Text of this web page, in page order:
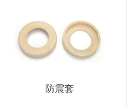
防震套